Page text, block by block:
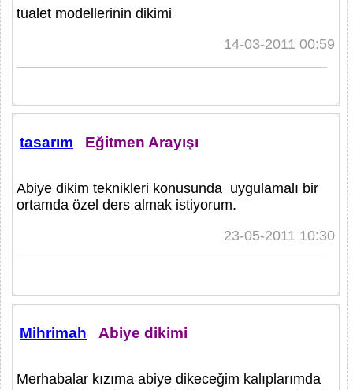
tualet modellerinin dikimi
14-03-2011 00:59
tasarım Eğitmen Arayışı
Abiye dikim teknikleri konusunda uygulamalı bir
ortamda özel ders almak istiyorum.
23-05-2011 10:30
Mihrimah Abiye dikimi
Merhabalar kızıma abiye dikeceğim kalıplarımda